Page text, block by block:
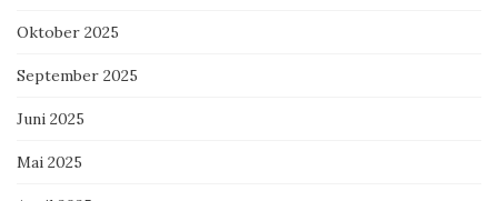
Oktober 2025
September 2025
Juni 2025
Mai 2025